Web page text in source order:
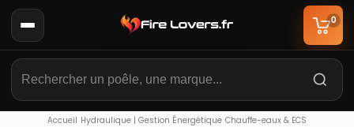
0
Accueil Hydraulique | Gestion Énergétique Chauffe-eaux & ECS